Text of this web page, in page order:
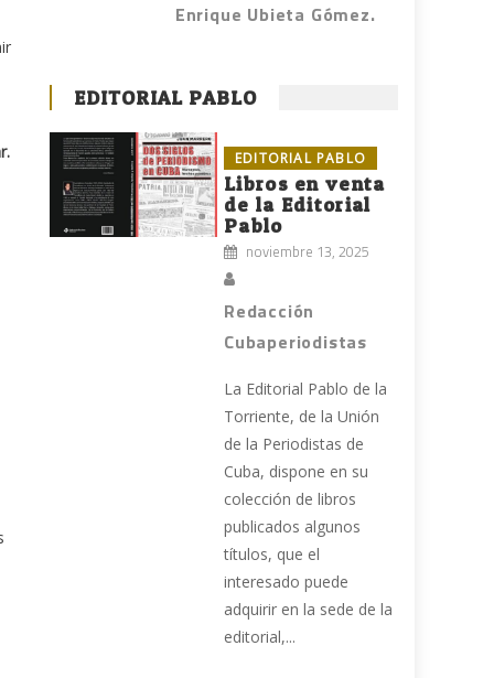
Enrique Ubieta Gómez.
EDITORIAL PABLO
EDITORIAL PABLO
Libros en venta
de la Editorial
Pablo
noviembre 13, 2025
Redacción
Cubaperiodistas
La Editorial Pablo de la
Torriente, de la Unión
de la Periodistas de
Cuba, dispone en su
colección de libros
publicados algunos
títulos, que el
interesado puede
adquirir en la sede de la
editorial,...